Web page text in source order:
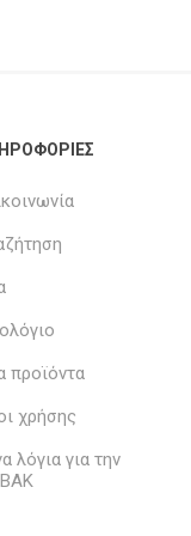
προϊόντα
χρήσης
λόγια για την